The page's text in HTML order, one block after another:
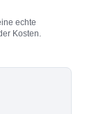
echte
Kosten.